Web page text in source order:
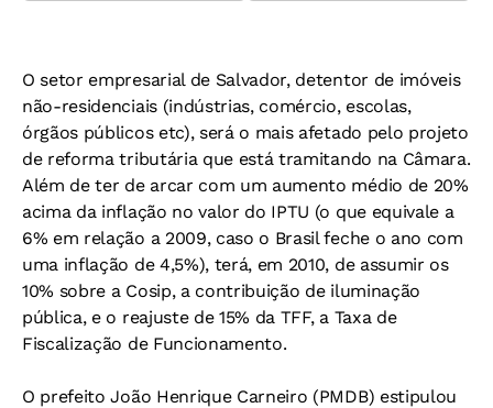
O setor empresarial de Salvador, detentor de imóveis
não-residenciais (indústrias, comércio, escolas,
órgãos públicos etc), será o mais afetado pelo projeto
de reforma tributária que está tramitando na Câmara.
Além de ter de arcar com um aumento médio de 20%
acima da inflação no valor do IPTU (o que equivale a
6% em relação a 2009, caso o Brasil feche o ano com
uma inflação de 4,5%), terá, em 2010, de assumir os
10% sobre a Cosip, a contribuição de iluminação
pública, e o reajuste de 15% da TFF, a Taxa de
Fiscalização de Funcionamento.
O prefeito João Henrique Carneiro (PMDB) estipulou